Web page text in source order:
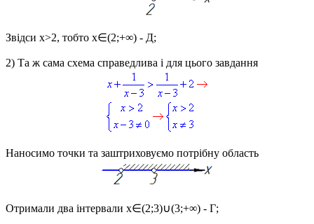
Звідси x>2, тобто x∈(2;+∞) - Д;
2) Та ж сама схема справедлива і для цього завдання
Наносимо точки та заштриховуємо потрібну область
Отримали два інтервали x∈(2;3)∪(3;+∞) - Г;